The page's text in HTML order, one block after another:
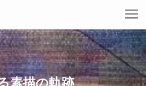
素描の軌跡